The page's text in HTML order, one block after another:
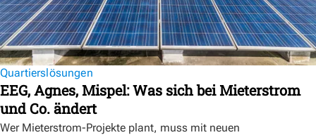
Quartierslösungen
EEG, Agnes, Mispel: Was sich bei Mieterstrom
und Co. ändert
Wer Mieterstrom-Projekte plant, muss mit neuen